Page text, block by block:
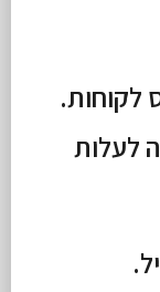
לקוחות.
לעלות